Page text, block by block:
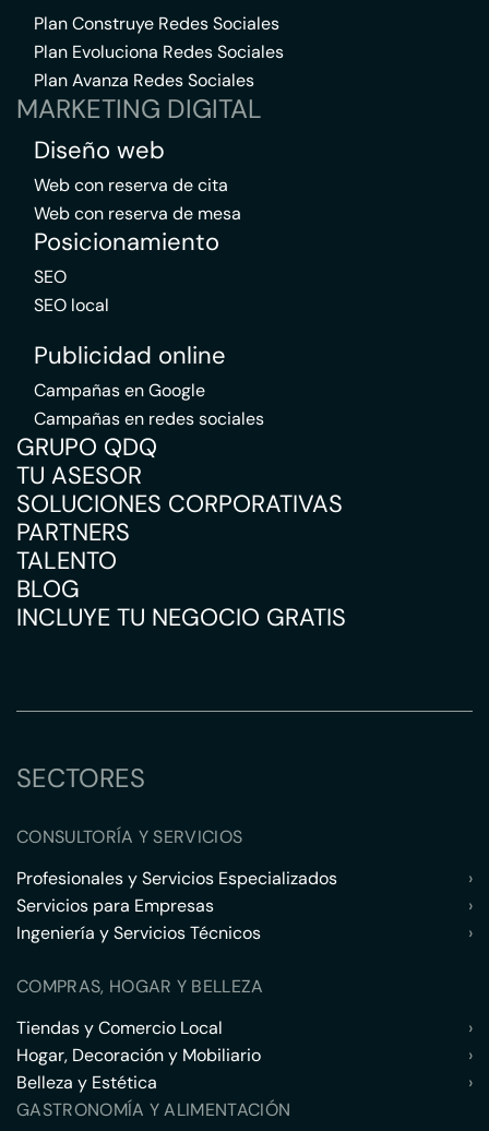
Plan Construye Redes Sociales
Plan Evoluciona Redes Sociales
Plan Avanza Redes Sociales
MARKETING DIGITAL
Diseño web
Web con reserva de cita
Web con reserva de mesa
Posicionamiento
SEO
SEO local
Publicidad online
Campañas en Google
Campañas en redes sociales
GRUPO QDQ
TU ASESOR
SOLUCIONES CORPORATIVAS
PARTNERS
TALENTO
BLOG
INCLUYE TU NEGOCIO GRATIS
SECTORES
CONSULTORÍA Y SERVICIOS
Profesionales y Servicios Especializados
›
Servicios para Empresas
›
Ingeniería y Servicios Técnicos
›
COMPRAS, HOGAR Y BELLEZA
Tiendas y Comercio Local
›
Hogar, Decoración y Mobiliario
›
Belleza y Estética
›
GASTRONOMÍA Y ALIMENTACIÓN